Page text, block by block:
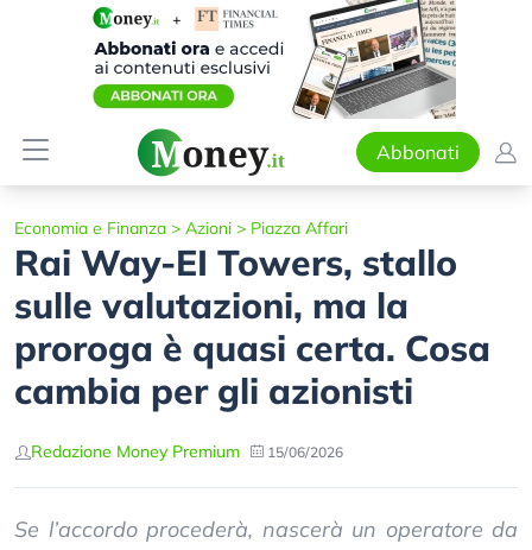
Abbonati
Economia e Finanza > Azioni > Piazza Affari
Rai Way-EI Towers, stallo
sulle valutazioni, ma la
proroga è quasi certa. Cosa
cambia per gli azionisti
Redazione Money Premium 15/06/2026
Se l’accordo procederà, nascerà un operatore da